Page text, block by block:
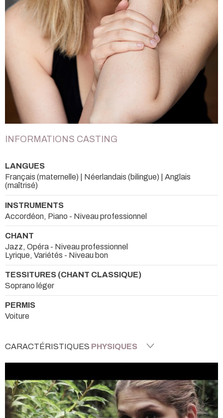
INFORMATIONS CASTING
LANGUES
Français (maternelle) | Néerlandais (bilingue) | Anglais
(maîtrisé)
INSTRUMENTS
Accordéon, Piano - Niveau professionnel
CHANT
Jazz, Opéra - Niveau professionnel
Lyrique, Variétés - Niveau bon
TESSITURES (CHANT CLASSIQUE)
Soprano léger
PERMIS
Voiture
CARACTÉRISTIQUES PHYSIQUES